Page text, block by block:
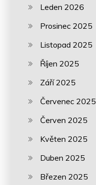
Leden 2026
Prosinec 2025
Listopad 2025
Říjen 2025
Září 2025
Červenec 2025
Červen 2025
Květen 2025
Duben 2025
Březen 2025